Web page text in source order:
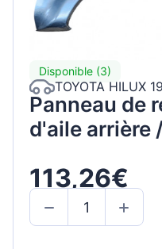
Disponible (3)
TOYOTA HILUX
Panneau de
d'aile arrière
113,26€